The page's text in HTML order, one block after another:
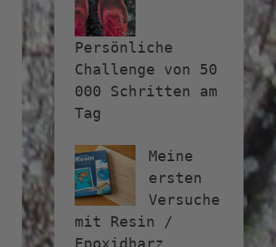
Persönliche
Challenge von 50
000 Schritten am
Tag
Meine
ersten
Versuche
mit Resin /